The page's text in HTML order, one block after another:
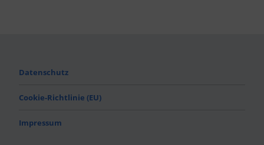
Datenschutz
Cookie-Richtlinie (EU)
Impressum